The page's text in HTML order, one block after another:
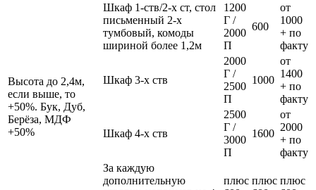
Высота до 2,4м,
если выше, то
+50%. Бук, Дуб,
Берёза, МДФ
+50%
Шкаф 1-ств/2-х ст, стол
письменный 2-х
тумбовый, комоды
шириной более 1,2м
1200
Г /
2000
П
600
от
1000
+ по
факту
Шкаф 3-х ств
2000
Г /
2500
П
1000
от
1400
+ по
факту
Шкаф 4-х ств
2500
Г /
3000
П
1600
от
2000
+ по
факту
За каждую
дополнительную
плюс плюс плюс